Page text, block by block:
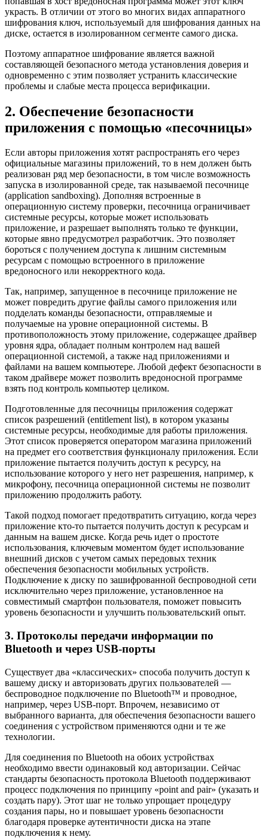
украсть. В отличии от этого во многих видах аппаратного
шифрования ключ, используемый для шифрования данных на
диске, остается в изолированном сегменте самого диска.
Поэтому аппаратное шифрование является важной
составляющей безопасного метода установления доверия и
одновременно с этим позволяет устранить классические
проблемы и слабые места процесса верификации.
2. Обеспечение безопасности
приложения с помощью «песочницы»
Если авторы приложения хотят распространять его через
официальные магазины приложений, то в нем должен быть
реализован ряд мер безопасности, в том числе возможность
запуска в изолированной среде, так называемой песочнице
(application sandboxing). Дополняя встроенные в
операционную систему проверки, песочница ограничивает
системные ресурсы, которые может использовать
приложение, и разрешает выполнять только те функции,
которые явно предусмотрел разработчик. Это позволяет
бороться с получением доступа к лишним системным
ресурсам с помощью встроенного в приложение
вредоносного или некорректного кода.
Так, например, запущенное в песочнице приложение не
может повредить другие файлы самого приложения или
подделать команды безопасности, отправляемые и
получаемые на уровне операционной системы. В
противоположность этому приложение, содержащее драйвер
уровня ядра, обладает полным контролем над вашей
операционной системой, а также над приложениями и
файлами на вашем компьютере. Любой дефект безопасности в
таком драйвере может позволить вредоносной программе
взять под контроль компьютер целиком.
Подготовленные для песочницы приложения содержат
список разрешений (entitlement list), в котором указаны
системные ресурсы, необходимые для работы приложения.
Этот список проверяется оператором магазина приложений
на предмет его соответствия функционалу приложения. Если
приложение пытается получить доступ к ресурсу, на
использование которого у него нет разрешения, например, к
микрофону, песочница операционной системы не позволит
приложению продолжить работу.
Такой подход помогает предотвратить ситуацию, когда через
приложение кто-то пытается получить доступ к ресурсам и
данным на вашем диске. Когда речь идет о простоте
использования, ключевым моментом будет использование
внешний дисков с учетом самых передовых техник
обеспечения безопасности мобильных устройств.
Подключение к диску по зашифрованной беспроводной сети
исключительно через приложение, установленное на
совместимый смартфон пользователя, поможет повысить
уровень безопасности и улучшить пользовательский опыт.
3. Протоколы передачи информации по
Bluetooth и через USB-порты
Существует два «классических» способа получить доступ к
вашему диску и авторизовать других пользователей —
беспроводное подключение по Bluetooth™ и проводное,
например, через USB-порт. Впрочем, независимо от
выбранного варианта, для обеспечения безопасности вашего
соединения с устройством применяются одни и те же
технологии.
Для соединения по Bluetooth на обоих устройствах
необходимо ввести одинаковый код авторизации. Сейчас
стандарты безопасность протокола Bluetooth поддерживают
процесс подключения по принципу «point and pair» (указать и
создать пару). Этот шаг не только упрощает процедуру
создания пары, но и повышает уровень безопасности
благодаря проверке аутентичности диска на этапе
подключения к нему.